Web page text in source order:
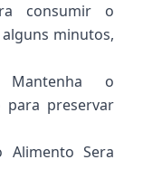
consumir o
minutos,
Mantenha o
preservar
Alimento Sera